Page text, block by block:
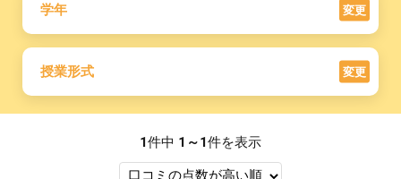
学年 変更
授業形式 変更
1件中 1～1件を表示